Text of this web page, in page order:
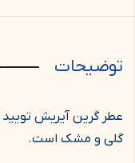
توضیحات
عطر گرین آیریش تویید
گلی و مشک است.